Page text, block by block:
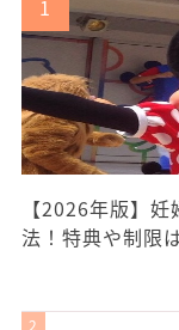
【2026年版】
法！特典や制限